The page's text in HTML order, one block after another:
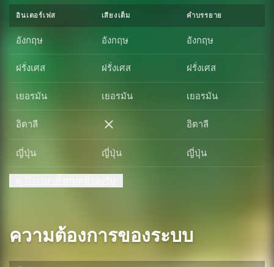
อินเตอร์เฟส เสียงเต็ม คำบรรยาย
อังกฤษ อังกฤษ อังกฤษ
ฝรั่งเศส ฝรั่งเศส ฝรั่งเศส
เยอรมัน เยอรมัน เยอรมัน
อิตาลี อิตาลี อิตาลี
ญี่ปุ่น ญี่ปุ่น ญี่ปุ่น
ความต้องการของระบบ